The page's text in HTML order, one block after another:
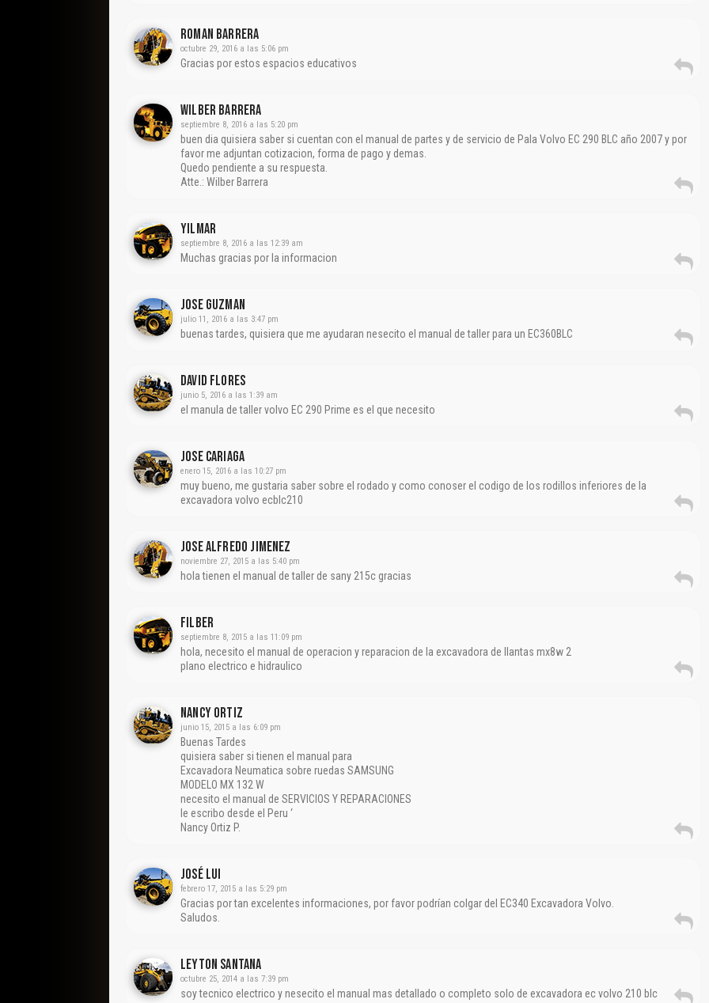
Roman Barrera
octubre 29, 2016 a las 5:06 pm
Gracias por estos espacios educativos
Wilber Barrera
septiembre 8, 2016 a las 5:20 pm
buen dia quisiera saber si cuentan con el manual de partes y de servicio de Pala Volvo EC 290 BLC año 2007 y por
favor me adjuntan cotizacion, forma de pago y demas.
Quedo pendiente a su respuesta.
Atte.: Wilber Barrera
Yilmar
septiembre 8, 2016 a las 12:39 am
Muchas gracias por la informacion
Jose Guzman
julio 11, 2016 a las 3:47 pm
buenas tardes, quisiera que me ayudaran nesecito el manual de taller para un EC360BLC
David Flores
junio 5, 2016 a las 1:39 am
el manula de taller volvo EC 290 Prime es el que necesito
Jose Cariaga
enero 15, 2016 a las 10:27 pm
muy bueno, me gustaria saber sobre el rodado y como conoser el codigo de los rodillos inferiores de la
excavadora volvo ecblc210
Jose Alfredo Jimenez
noviembre 27, 2015 a las 5:40 pm
hola tienen el manual de taller de sany 215c gracias
Filber
septiembre 8, 2015 a las 11:09 pm
hola, necesito el manual de operacion y reparacion de la excavadora de llantas mx8w 2
plano electrico e hidraulico
Nancy Ortiz
junio 15, 2015 a las 6:09 pm
Buenas Tardes
quisiera saber si tienen el manual para
Excavadora Neumatica sobre ruedas SAMSUNG
MODELO MX 132 W
necesito el manual de SERVICIOS Y REPARACIONES
le escribo desde el Peru ‘
Nancy Ortiz P.
José Lui
febrero 17, 2015 a las 5:29 pm
Gracias por tan excelentes informaciones, por favor podrían colgar del EC340 Excavadora Volvo.
Saludos.
Leyton Santana
octubre 25, 2014 a las 7:39 pm
soy tecnico electrico y nesecito el manual mas detallado o completo solo de excavadora ec volvo 210 blc